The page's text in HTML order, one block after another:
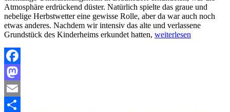
Atmosphäre erdrückend düster. Natürlich spielte das graue und
nebelige Herbstwetter eine gewisse Rolle, aber da war auch noch
etwas anderes. Nachdem wir intensiv das alte und verlassene
Grundstück des Kinderheims erkundet hatten, weiterlesen
Facebook
Mastodon
Email